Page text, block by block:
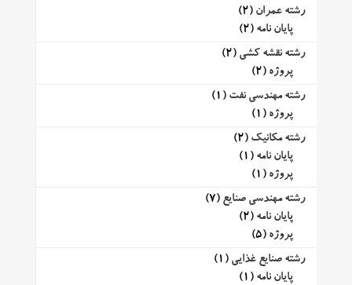
رشته عمران (2)
پایان نامه (2)
رشته نقشه کشی (2)
پروژه (2)
رشته مهندسی نفت (1)
پروژه (1)
رشته مکانیک (2)
پایان نامه (1)
پروژه (1)
رشته مهندسی صنایع (7)
پایان نامه (2)
پروژه (5)
رشته صنایع غذایی (1)
پایان نامه (1)